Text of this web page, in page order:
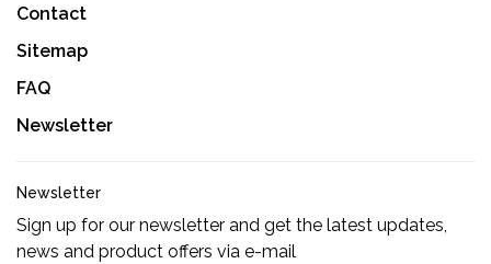
Contact
Sitemap
FAQ
Newsletter
Newsletter
Sign up for our newsletter and get the latest updates,
news and product offers via e-mail